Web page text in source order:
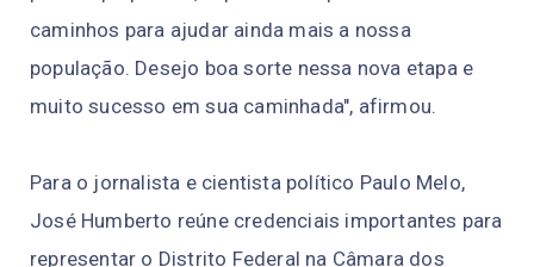
caminhos para ajudar ainda mais a nossa
população. Desejo boa sorte nessa nova etapa e
muito sucesso em sua caminhada", afirmou.
Para o jornalista e cientista político Paulo Melo,
José Humberto reúne credenciais importantes para
representar o Distrito Federal na Câmara dos